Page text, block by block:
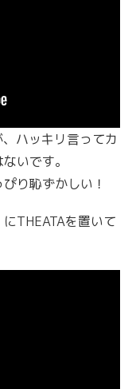
ハッキリ言ってカ
いです。
り恥ずかしい！
THEATAを置いて